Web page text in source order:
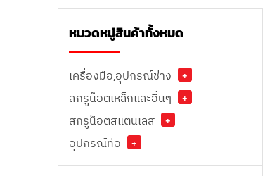
หมวดหมู่สินค้าทั้งหมด
เครื่องมือ,อุปกรณ์ช่าง
+
สกรูน๊อตเหล็กและอื่นๆ
+
สกรูน็อตสแตนเลส
+
อุปกรณ์ท่อ
+